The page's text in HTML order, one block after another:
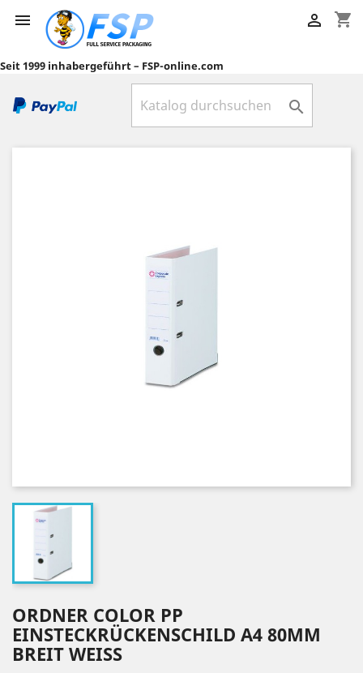
 shopping_cart

Seit 1999 inhabergeführt – FSP-online.com

ORDNER COLOR PP
EINSTECKRÜCKENSCHILD A4 80MM
BREIT WEISS